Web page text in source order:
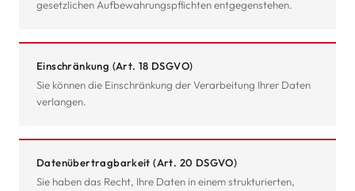
gesetzlichen Aufbewahrungspflichten entgegenstehen.
Einschränkung (Art. 18 DSGVO)
Sie können die Einschränkung der Verarbeitung Ihrer Daten
verlangen.
Datenübertragbarkeit (Art. 20 DSGVO)
Sie haben das Recht, Ihre Daten in einem strukturierten,